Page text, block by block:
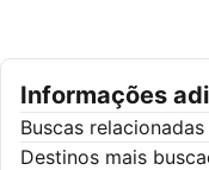
Informações
Buscas relacionadas
Destinos mais